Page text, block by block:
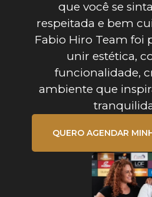
que você se
respeitada e bem
Fabio Hiro Team foi
unir estética,
funcionalidade,
ambiente que
QUERO AGENDAR